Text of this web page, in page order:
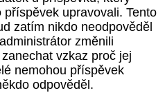
upravovali. Tento
zatím nikdo neodpověděl
změnili
vzkaz proč jej
nemohou příspěvek
odpověděl.